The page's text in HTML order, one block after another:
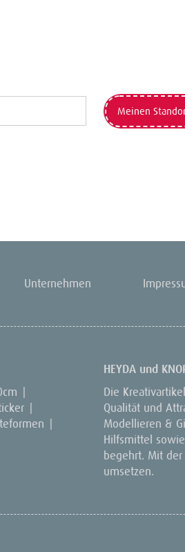
Meinen
Unternehmen
HEYDA und
Die
Qualität und
Modellieren &
Hilfsmittel
begehrt. Mit
umsetzen.